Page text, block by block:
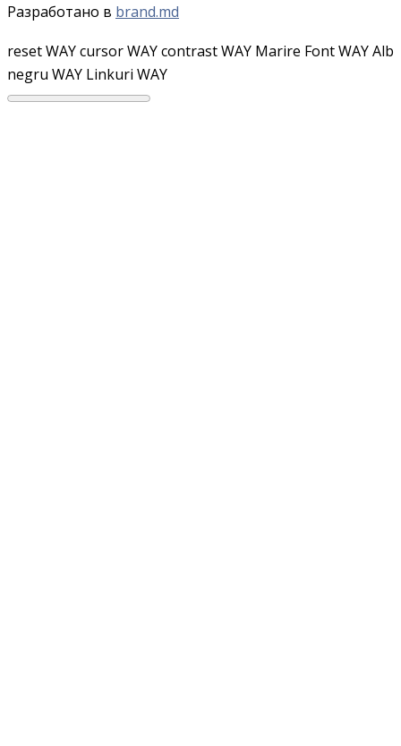
Разработано в brand.md
reset WAYcursor WAYcontrast WAY Marire Font WAYAlb
negru WAY Linkuri WAY